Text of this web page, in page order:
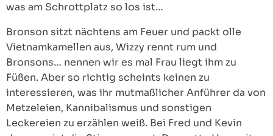
was am Schrottplatz so los ist…
Bronson sitzt nächtens am Feuer und packt olle
Vietnamkamellen aus, Wizzy rennt rum und
Bronsons… nennen wir es mal Frau liegt ihm zu
Füßen. Aber so richtig scheints keinen zu
interessieren, was ihr mutmaßlicher Anführer da von
Metzeleien, Kannibalismus und sonstigen
Leckereien zu erzählen weiß. Bei Fred und Kevin